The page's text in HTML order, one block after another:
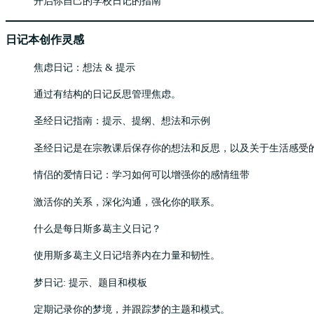
日记本创作灵感
焦虑日记：想法 & 提示
通过有结构的日记反思管理焦虑。
圣经日记指南：提示、提纲、想法和示例
圣经日记是在宗教课后保存你的想法和反思，以及关于生活感受
情侣的爱情日记：学习如何可以增强你的感情纽带
激活你的关系，深化沟通，强化你的联系。
什么是每日斯多葛主义日记？
使用斯多葛主义日记培养内在力量和韧性。
梦日记: 提示、题目和模板
定期记录你的梦境，并跟踪梦的主题和模式。